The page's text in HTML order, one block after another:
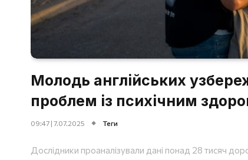
Молодь англійських
проблем із психічним
09:47 | 7.07.2025 Теги
Дослідники проаналізували дані понад 28 тисяч